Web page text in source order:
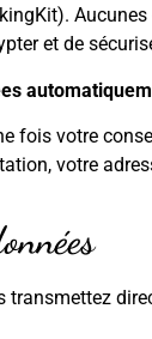
et de
fois votre
votre
transmettez